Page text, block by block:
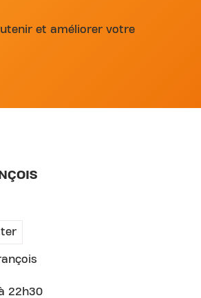
et améliorer votre
22h30